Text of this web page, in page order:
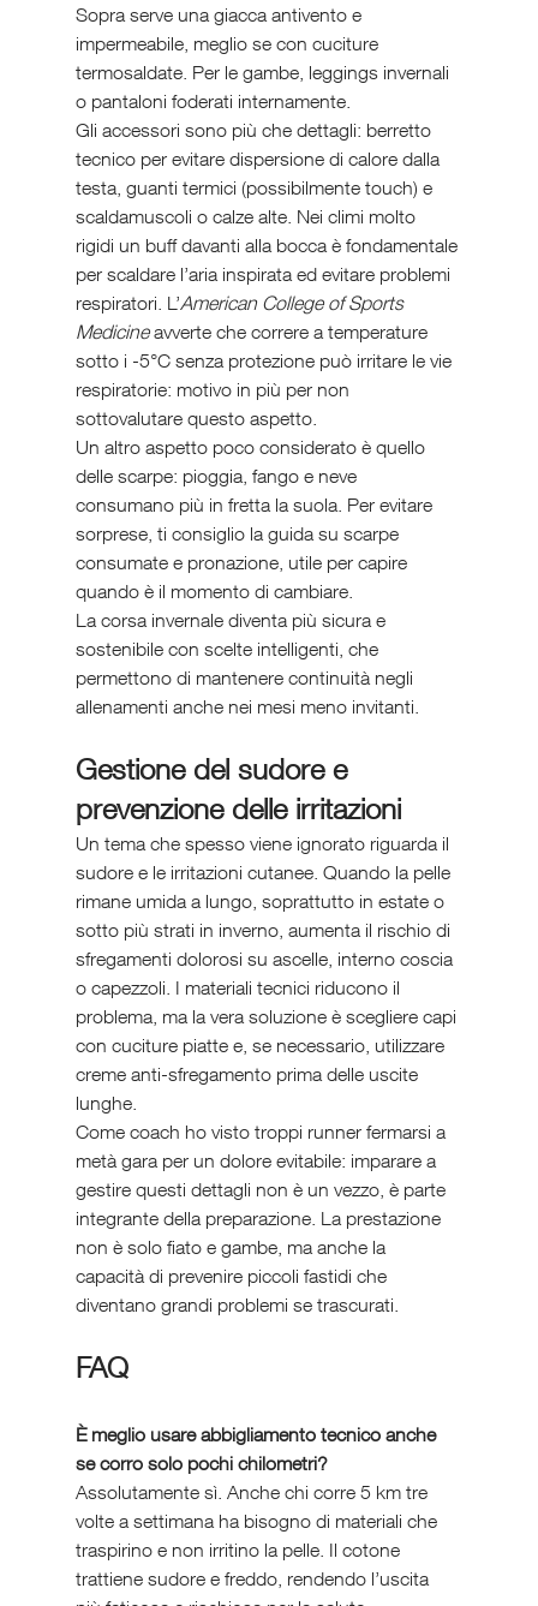
Sopra serve una giacca antivento e
impermeabile, meglio se con cuciture
termosaldate. Per le gambe, leggings invernali
o pantaloni foderati internamente.
Gli accessori sono più che dettagli: berretto
tecnico per evitare dispersione di calore dalla
testa, guanti termici (possibilmente touch) e
scaldamuscoli o calze alte. Nei climi molto
rigidi un buff davanti alla bocca è fondamentale
per scaldare l’aria inspirata ed evitare problemi
respiratori. L’American College of Sports
Medicine avverte che correre a temperature
sotto i -5°C senza protezione può irritare le vie
respiratorie: motivo in più per non
sottovalutare questo aspetto.
Un altro aspetto poco considerato è quello
delle scarpe: pioggia, fango e neve
consumano più in fretta la suola. Per evitare
sorprese, ti consiglio la guida su scarpe
consumate e pronazione, utile per capire
quando è il momento di cambiare.
La corsa invernale diventa più sicura e
sostenibile con scelte intelligenti, che
permettono di mantenere continuità negli
allenamenti anche nei mesi meno invitanti.
Gestione del sudore e
prevenzione delle irritazioni
Un tema che spesso viene ignorato riguarda il
sudore e le irritazioni cutanee. Quando la pelle
rimane umida a lungo, soprattutto in estate o
sotto più strati in inverno, aumenta il rischio di
sfregamenti dolorosi su ascelle, interno coscia
o capezzoli. I materiali tecnici riducono il
problema, ma la vera soluzione è scegliere capi
con cuciture piatte e, se necessario, utilizzare
creme anti-sfregamento prima delle uscite
lunghe.
Come coach ho visto troppi runner fermarsi a
metà gara per un dolore evitabile: imparare a
gestire questi dettagli non è un vezzo, è parte
integrante della preparazione. La prestazione
non è solo fiato e gambe, ma anche la
capacità di prevenire piccoli fastidi che
diventano grandi problemi se trascurati.
FAQ
È meglio usare abbigliamento tecnico anche
se corro solo pochi chilometri?
Assolutamente sì. Anche chi corre 5 km tre
volte a settimana ha bisogno di materiali che
traspirino e non irritino la pelle. Il cotone
trattiene sudore e freddo, rendendo l’uscita